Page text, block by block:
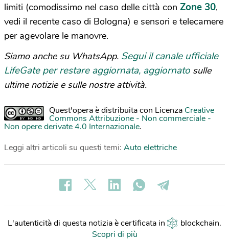
limiti (comodissimo nel caso delle città con Zone 30,
vedi il recente caso di Bologna) e sensori e telecamere
per agevolare le manovre.
Siamo anche su WhatsApp. Segui il canale ufficiale
LifeGate per restare aggiornata, aggiornato sulle
ultime notizie e sulle nostre attività.
Quest'opera è distribuita con Licenza Creative
Commons Attribuzione - Non commerciale -
Non opere derivate 4.0 Internazionale.
Leggi altri articoli su questi temi: Auto elettriche
L'autenticità di questa notizia è certificata in blockchain.
Scopri di più